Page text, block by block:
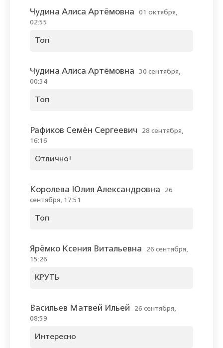
Чудина Алиса Артёмовна
01 октября,
02:55
Топ
Чудина Алиса Артёмовна
30 сентября,
00:34
Топ
Рафиков Семён Сергеевич
28 сентября,
16:16
Отлично!
Королева Юлия Александровна
26
сентября, 17:51
Топ
Ярёмко Ксения Витальевна
26 сентября,
15:26
КРУТЬ
Васильев Матвей Ильей
26 сентября,
08:59
Интересно